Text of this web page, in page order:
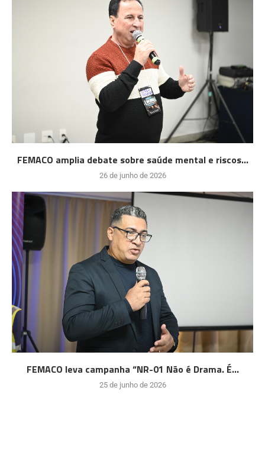
FEMACO amplia debate sobre saúde mental e riscos...
26 de junho de 2026
FEMACO leva campanha “NR-01 Não é Drama. É...
25 de junho de 2026